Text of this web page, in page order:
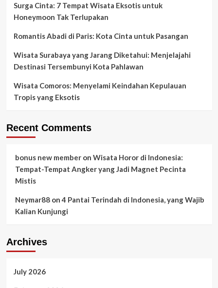
Surga Cinta: 7 Tempat Wisata Eksotis untuk
Honeymoon Tak Terlupakan
Romantis Abadi di Paris: Kota Cinta untuk Pasangan
Wisata Surabaya yang Jarang Diketahui: Menjelajahi
Destinasi Tersembunyi Kota Pahlawan
Wisata Comoros: Menyelami Keindahan Kepulauan
Tropis yang Eksotis
Recent Comments
bonus new memberon Wisata Horor di Indonesia:
Tempat-Tempat Angker yang Jadi Magnet Pecinta
Mistis
Neymar88on4 Pantai Terindah di Indonesia, yang Wajib
Kalian Kunjungi
Archives
July 2026